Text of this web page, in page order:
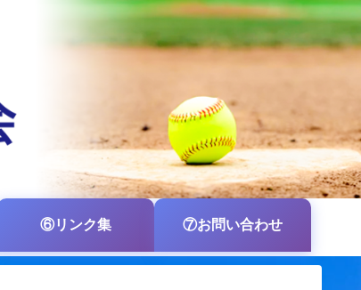
⑥リンク集 ⑦お問い合わせ